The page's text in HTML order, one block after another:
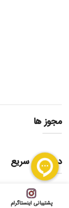
مجوز ها
دسترسی سریع
لیست قیمت ها
امداد برق
پشتیبانی اینستاگرام